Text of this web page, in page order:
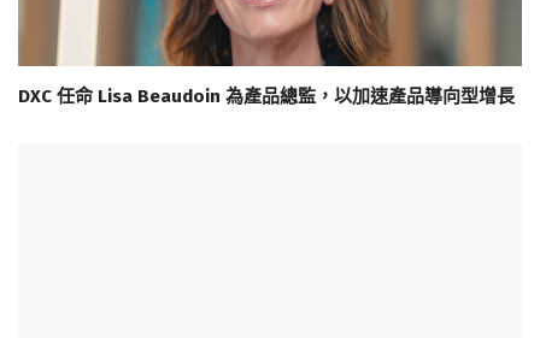
DXC 任命 Lisa Beaudoin 為產品總監，以加速產品導向型增長